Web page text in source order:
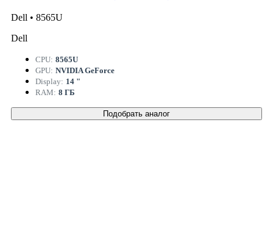
Dell • 8565U
Dell
CPU: 8565U
GPU: NVIDIA GeForce
Display: 14 "
RAM: 8 ГБ
Подобрать аналог